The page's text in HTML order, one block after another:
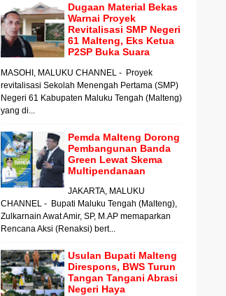
Dugaan Material Bekas
Warnai Proyek
Revitalisasi SMP Negeri
61 Malteng, Eks Ketua
P2SP Buka Suara
MASOHI, MALUKU CHANNEL - Proyek
revitalisasi Sekolah Menengah Pertama (SMP)
Negeri 61 Kabupaten Maluku Tengah (Malteng)
yang di...
Pemda Malteng Dorong
Pembangunan Banda
Green Lewat Skema
Multipendanaan
JAKARTA, MALUKU
CHANNEL - Bupati Maluku Tengah (Malteng),
Zulkarnain Awat Amir, SP, M.AP memaparkan
Rencana Aksi (Renaksi) bert...
Usulan Bupati Malteng
Direspons, BWS Turun
Tangan Tangani Abrasi
Negeri Haya